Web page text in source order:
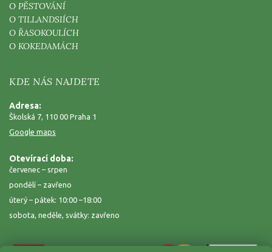
O PĚSTOVÁNÍ
O TILLANDSIÍCH
O ŘASOKOULÍCH
O KOKEDAMÁCH
KDE NÁS NAJDETE
Adresa:
Školská 7, 110 00 Praha 1
Google maps
Otevírací doba:
červenec – srpen
pondělí – zavřeno
úterý – pátek: 10:00 –18:00
sobota, neděle, svátky: zavřeno